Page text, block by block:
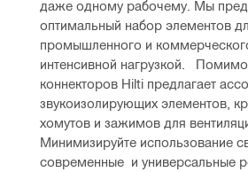
даже одному рабочему. Мы
оптимальный набор элементов
промышленного и
интенсивной нагрузкой.
коннекторов Hilti предлагает
звукоизолирующих элементов,
хомутов и зажимов для
Минимизируйте использование
современные  и универсальные